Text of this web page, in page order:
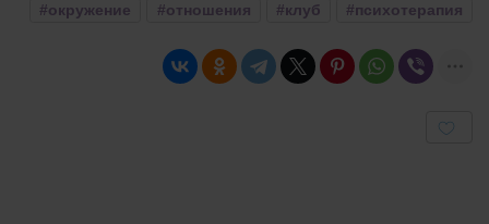
#психотерапия
#клуб
#отношения
#окружение